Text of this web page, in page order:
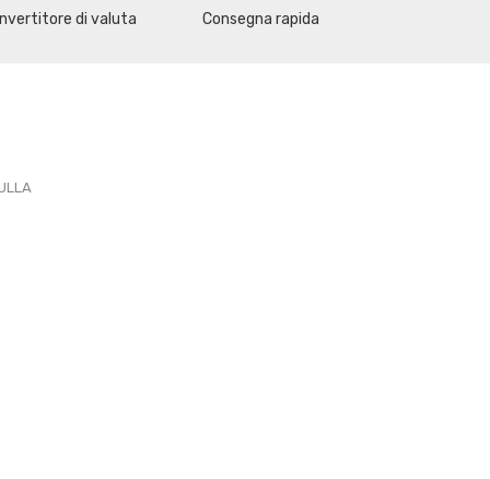
di valuta Consegna rapida